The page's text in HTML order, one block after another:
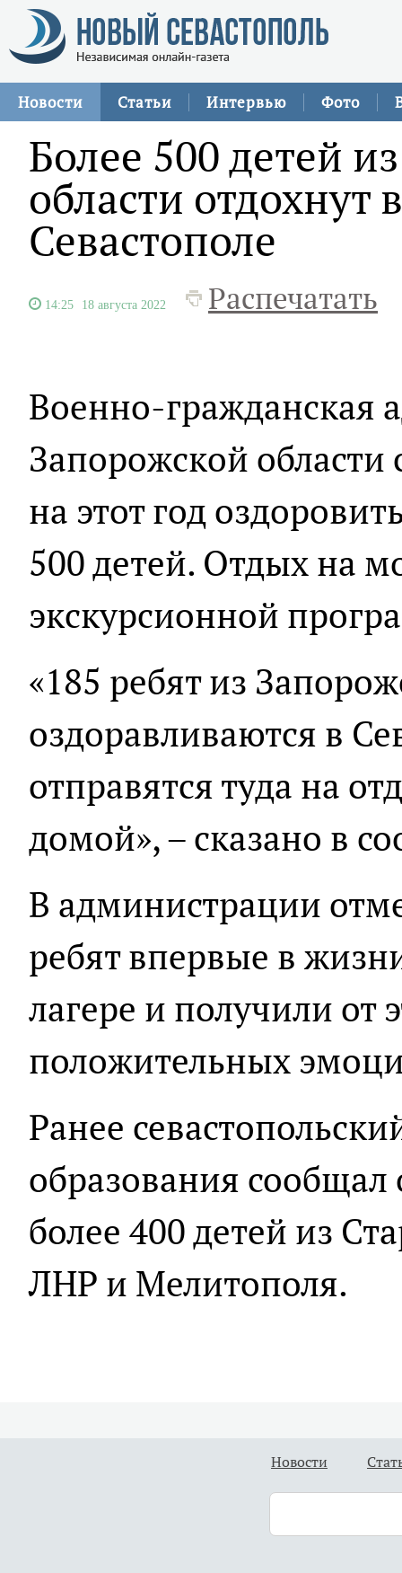
Новости Статьи Интервью Фото
Более 500 детей
области отдохнут
Севастополе
14:25 18 августа 2022 Распечатать
Военно-гражданская
Запорожской
на этот год
500 детей. Отдых на
экскурсионной
«185 ребят из
оздоравливаются в
отправятся туда на
домой», – сказано в
В администрации
ребят впервые в
лагере и получили от
положительных
Ранее
образования
более 400 детей из
ЛНР и Мелитополя.
Новости